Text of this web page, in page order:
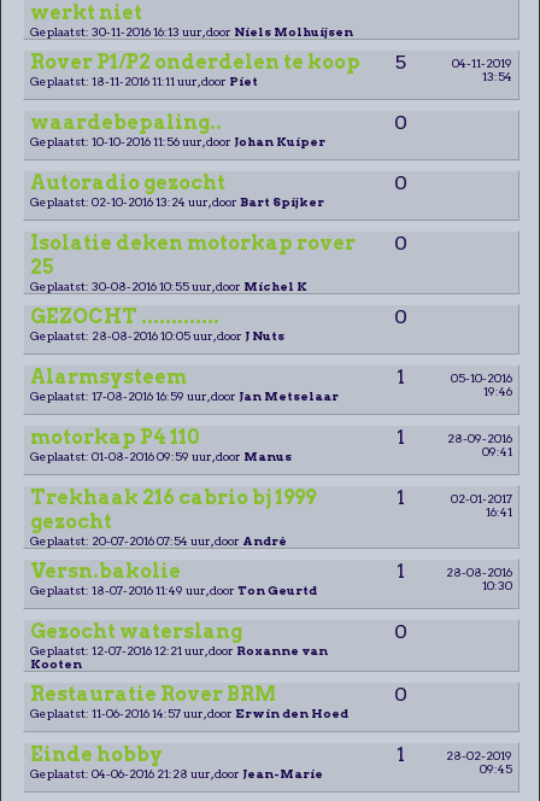
werkt niet
Geplaatst: 30-11-2016 16:13 uur, door Niels Molhuijsen
Rover P1/P2 onderdelen te koop 5
04-11-2019
13:54
Geplaatst: 18-11-2016 11:11 uur, door Piet
waardebepaling.. 0
Geplaatst: 10-10-2016 11:56 uur, door Johan Kuiper
Autoradio gezocht 0
Geplaatst: 02-10-2016 13:24 uur, door Bart Spijker
Isolatie deken motorkap rover
25
0
Geplaatst: 30-08-2016 10:55 uur, door Michel K
GEZOCHT ............. 0
Geplaatst: 28-08-2016 10:05 uur, door J Nuts
Alarmsysteem 1
05-10-2016
19:46
Geplaatst: 17-08-2016 16:59 uur, door Jan Metselaar
motorkap P4 110 1
28-09-2016
09:41
Geplaatst: 01-08-2016 09:59 uur, door Manus
Trekhaak 216 cabrio bj 1999
gezocht
1
02-01-2017
16:41
Geplaatst: 20-07-2016 07:54 uur, door André
Versn.bakolie 1
28-08-2016
10:30
Geplaatst: 18-07-2016 11:49 uur, door Ton Geurtd
Gezocht waterslang 0
Geplaatst: 12-07-2016 12:21 uur, door Roxanne van
Kooten
Restauratie Rover BRM 0
Geplaatst: 11-06-2016 14:57 uur, door Erwin den Hoed
Einde hobby 1
28-02-2019
09:45
Geplaatst: 04-06-2016 21:28 uur, door Jean-Marie